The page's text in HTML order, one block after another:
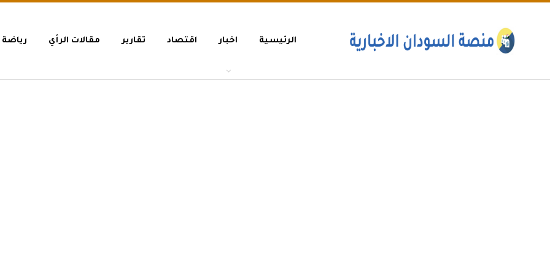
الرئيسية اخبار اقتصاد تقارير مقالات الرأي رياضة